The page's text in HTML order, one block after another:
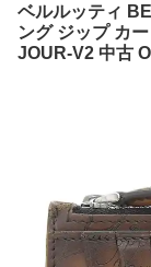
ベルルッティ
ング ジップ カ
JOUR-V2 中古